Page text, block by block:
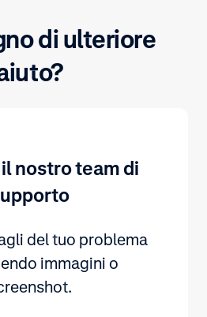
di ulteriore
nostro team di
del tuo problema
immagini o